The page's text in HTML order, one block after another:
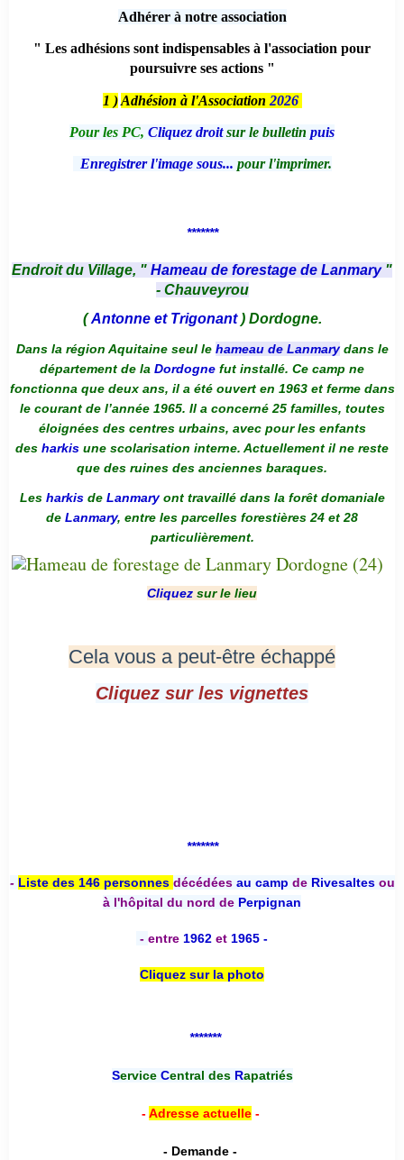
Adhérer à notre association
" Les adhésions sont indispensables à l'association pour
poursuivre ses actions "
1 ) Adhésion à l'Association 2026
Pour les PC, Cliquez droitsur le bulletin puis
Enregistrer l'image sous... pour l'imprimer.
*******
Endroit du Village, " Hameau de forestage de Lanmary "
- Chauveyrou
(Antonne et Trigonant) Dordogne.
Dans la région Aquitaine seul le hameau de Lanmarydans le
département de la Dordogne fut installé. Ce camp ne
fonctionna que deux ans, il a été ouvert en 1963 et ferme dans
le courant de l’année 1965. Il a concerné 25 familles, toutes
éloignées des centres urbains, avec pour les enfants
des harkis une scolarisation interne. Actuellement il ne reste
que des ruines des anciennes baraques.
Les harkis de Lanmaryont travaillé dans la forêt domaniale
de Lanmary, entre les parcelles forestières 24 et 28
particulièrement.
Cliquez sur le lieu
Cela vous a peut-être échappé
Cliquez sur les vignettes
*******
- Liste des 146 personnes décédées au camp deRivesaltesou
à l'hôpital du nord de Perpignan
- entre 1962 et 1965 -
Cliquez sur la photo
*******
Service Central desRapatriés
-Adresse actuelle-
- Demande -